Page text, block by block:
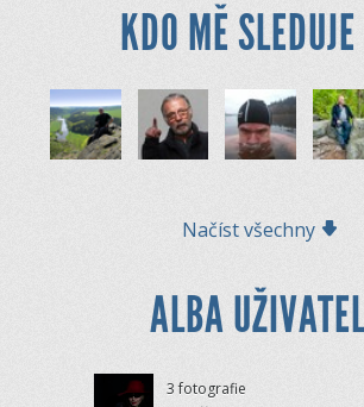
KDO MĚ
Načíst všechny
ALBA
3 fotografie